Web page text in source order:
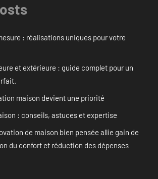
: réalisations uniques pour votre
et extérieure : guide complet pour un
maison devient une priorité
: conseils, astuces et expertise
de maison bien pensée allie gain de
du confort et réduction des dépenses